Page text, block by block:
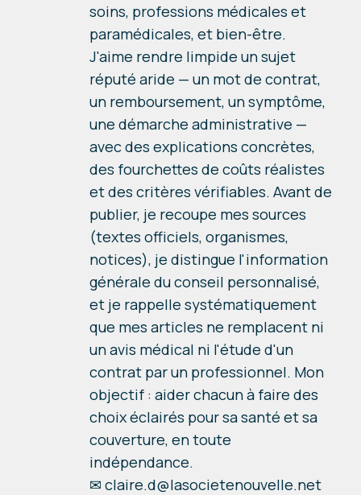
soins, professions médicales et
paramédicales, et bien-être.
J'aime rendre limpide un sujet
réputé aride — un mot de contrat,
un remboursement, un symptôme,
une démarche administrative —
avec des explications concrètes,
des fourchettes de coûts réalistes
et des critères vérifiables. Avant de
publier, je recoupe mes sources
(textes officiels, organismes,
notices), je distingue l'information
générale du conseil personnalisé,
et je rappelle systématiquement
que mes articles ne remplacent ni
un avis médical ni l'étude d'un
contrat par un professionnel. Mon
objectif : aider chacun à faire des
choix éclairés pour sa santé et sa
couverture, en toute
indépendance.
✉ claire.d@lasocietenouvelle.net